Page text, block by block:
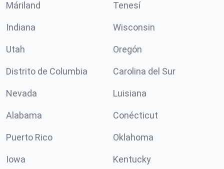
Máriland Tenesí
Indiana Wisconsin
Utah Oregón
Distrito de Columbia Carolina del Sur
Nevada Luisiana
Alabama Conécticut
Puerto Rico Oklahoma
Iowa Kentucky